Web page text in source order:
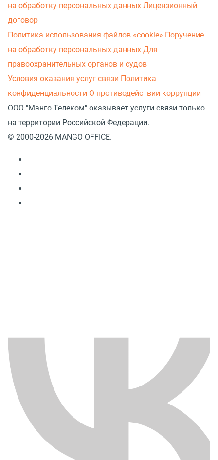
на обработку персональных данных Лицензионный
договор
Политика использования файлов «cookie» Поручение
на обработку персональных данных Для
правоохранительных органов и судов
Условия оказания услуг связи Политика
конфиденциальности О противодействии коррупции
ООО "Манго Телеком" оказывает услуги связи только
на территории Российской Федерации.
© 2000-2026 MANGO OFFICE.